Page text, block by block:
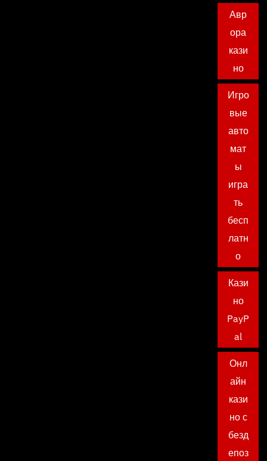
Авр
ора
кази
но
Игро
вые
авто
мат
ы
игра
ть
бесп
латн
о
Кази
но
PayP
al
Онл
айн
кази
но с
безд
епоз